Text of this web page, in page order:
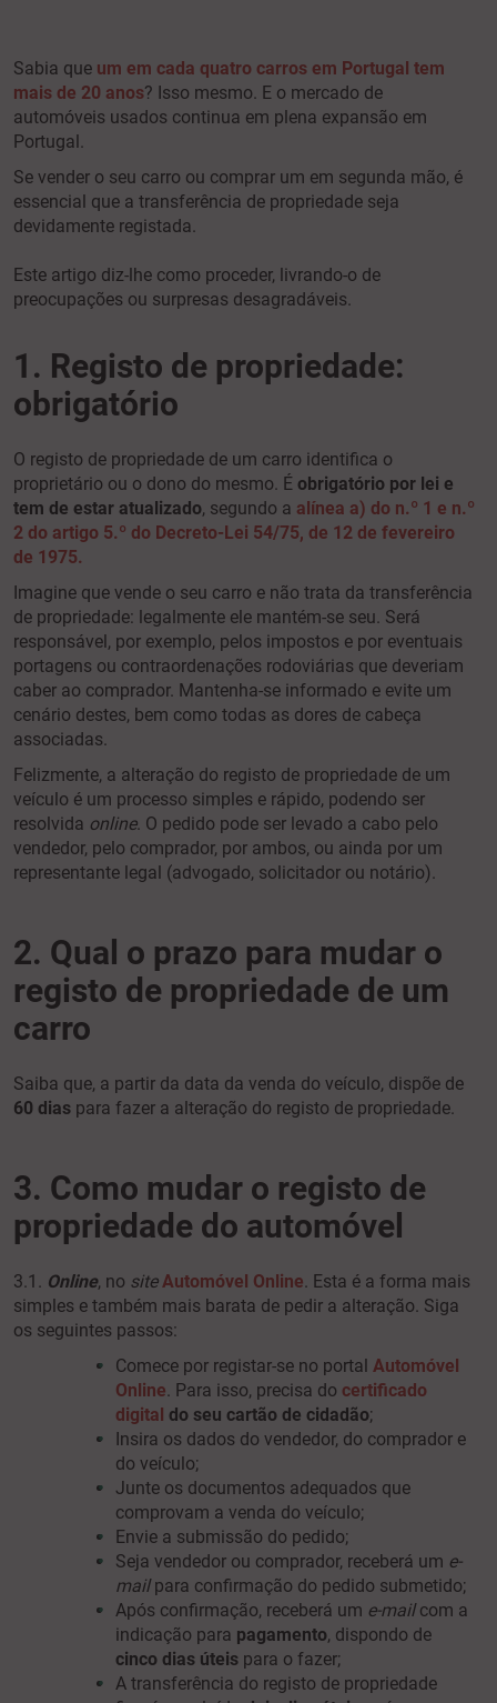
Sabia que um em cada quatro carros em Portugal tem
mais de 20 anos? Isso mesmo. E o mercado de
automóveis usados continua em plena expansão em
Portugal.
Se vender o seu carro ou comprar um em segunda mão, é
essencial que a transferência de propriedade seja
devidamente registada.
Este artigo diz-lhe como proceder, livrando-o de
preocupações ou surpresas desagradáveis.
1. Registo de propriedade:
obrigatório
O registo de propriedade de um carro identifica o
proprietário ou o dono do mesmo. É obrigatório por lei e
tem de estar atualizado, segundo a alínea a) do n.º 1 e n.º
2 do artigo 5.º do Decreto-Lei 54/75, de 12 de fevereiro
de 1975.
Imagine que vende o seu carro e não trata da transferência
de propriedade: legalmente ele mantém-se seu. Será
responsável, por exemplo, pelos impostos e por eventuais
portagens ou contraordenações rodoviárias que deveriam
caber ao comprador. Mantenha-se informado e evite um
cenário destes, bem como todas as dores de cabeça
associadas.
Felizmente, a alteração do registo de propriedade de um
veículo é um processo simples e rápido, podendo ser
resolvida online. O pedido pode ser levado a cabo pelo
vendedor, pelo comprador, por ambos, ou ainda por um
representante legal (advogado, solicitador ou notário).
2. Qual o prazo para mudar o
registo de propriedade de um
carro
Saiba que, a partir da data da venda do veículo, dispõe de
60 dias para fazer a alteração do registo de propriedade.
3. Como mudar o registo de
propriedade do automóvel
3.1. Online, no siteAutomóvel Online. Esta é a forma mais
simples e também mais barata de pedir a alteração. Siga
os seguintes passos:
Comece por registar-se no portal Automóvel
Online. Para isso, precisa do certificado
digital do seu cartão de cidadão;
Insira os dados do vendedor, do comprador e
do veículo;
Junte os documentos adequados que
comprovam a venda do veículo;
Envie a submissão do pedido;
Seja vendedor ou comprador, receberá um e-
mailpara confirmação do pedido submetido;
Após confirmação, receberá um e-mailcom a
indicação para pagamento, dispondo de
cinco dias úteis para o fazer;
A transferência do registo de propriedade